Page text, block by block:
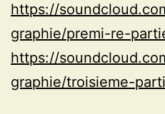
https://
graphie/premi-re-
https://
graphie/troisieme-